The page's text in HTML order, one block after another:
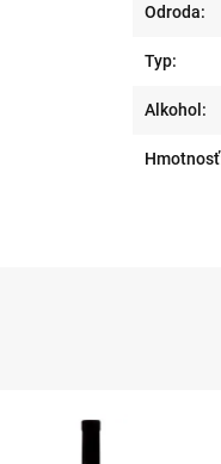
Odroda:
Typ:
Alkohol: